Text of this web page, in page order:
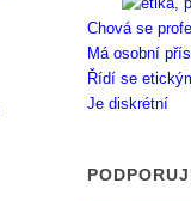
Chová se
Má osobní
Řídí se
Je diskrétní